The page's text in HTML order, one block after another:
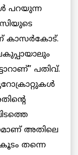
പറയുന്ന
കാസര്‍കോട്.
പതിവ്.
അതിലെ
തന്നെ